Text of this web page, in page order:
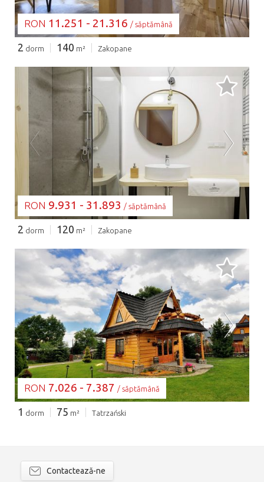
RON 11.251 - 21.316 / săptămână
2 dorm 140 m² Zakopane
SE ÎNCARCĂ...
RON 9.931 - 31.893 / săptămână
2 dorm 120 m² Zakopane
SE ÎNCARCĂ...
RON 7.026 - 7.387 / săptămână
1 dorm 75 m² Tatrzański
Contactează-ne